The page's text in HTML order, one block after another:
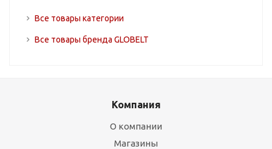
Все товары категории
Все товары бренда GLOBELT
Компания
О компании
Магазины